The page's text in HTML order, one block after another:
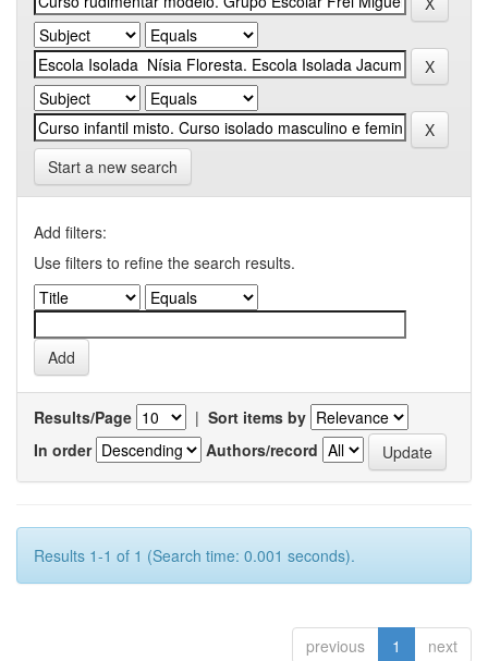
Start a new search
Add filters:
Use filters to refine the search results.
Results/Page | Sort items by
In order
Authors/record
Results 1-1 of 1 (Search time: 0.001 seconds).
previous 1 next